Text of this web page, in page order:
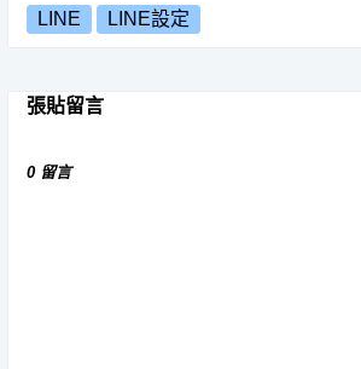
LINE LINE設定
張貼留言
0 留言